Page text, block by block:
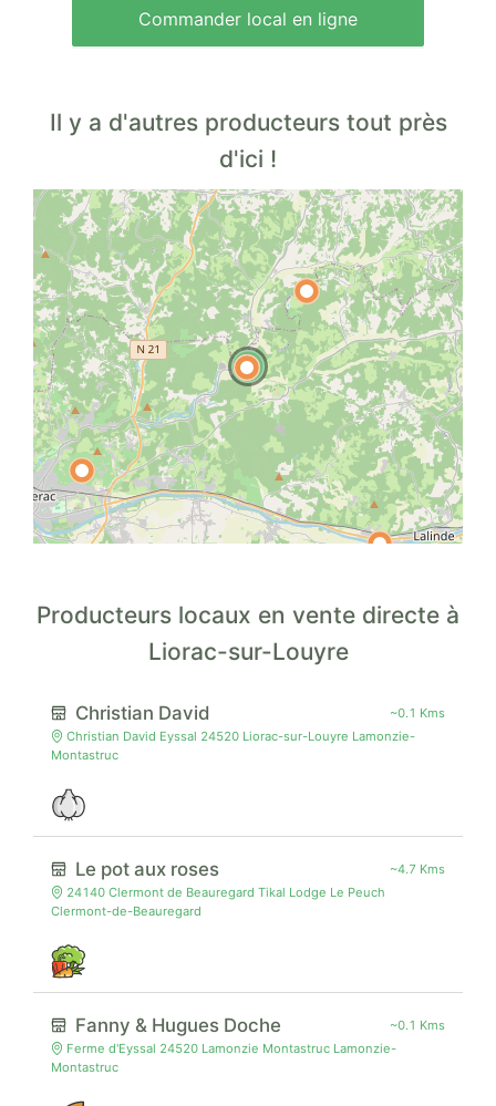
Commander local en ligne
Il y a d'autres producteurs tout près
d'ici !
Producteurs locaux en vente directe à
Liorac-sur-Louyre
Christian David
~0.1 Kms
Christian David Eyssal 24520 Liorac-sur-Louyre Lamonzie-
Montastruc
Le pot aux roses
~4.7 Kms
24140 Clermont de Beauregard Tikal Lodge Le Peuch
Clermont-de-Beauregard
Fanny & Hugues Doche
~0.1 Kms
Ferme d'Eyssal 24520 Lamonzie Montastruc Lamonzie-
Montastruc